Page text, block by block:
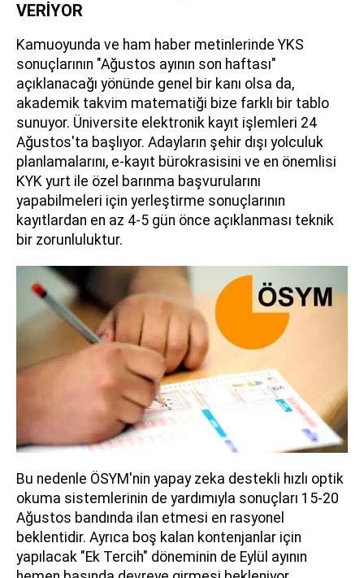
VERİYOR
Kamuoyunda ve ham haber metinlerinde YKS
sonuçlarının "Ağustos ayının son haftası"
açıklanacağı yönünde genel bir kanı olsa da,
akademik takvim matematiği bize farklı bir tablo
sunuyor. Üniversite elektronik kayıt işlemleri 24
Ağustos'ta başlıyor. Adayların şehir dışı yolculuk
planlamalarını, e-kayıt bürokrasisini ve en önemlisi
KYK yurt ile özel barınma başvurularını
yapabilmeleri için yerleştirme sonuçlarının
kayıtlardan en az 4-5 gün önce açıklanması teknik
bir zorunluluktur.
Bu nedenle ÖSYM'nin yapay zeka destekli hızlı optik
okuma sistemlerinin de yardımıyla sonuçları 15-20
Ağustos bandında ilan etmesi en rasyonel
beklentidir. Ayrıca boş kalan kontenjanlar için
yapılacak "Ek Tercih" döneminin de Eylül ayının